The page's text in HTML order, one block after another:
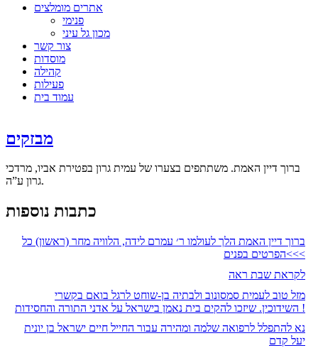
אתרים מומלצים
פנימי
מכון גל עיני
צור קשר
מוסדות
קהילה
פעילות
עמוד בית
מבזקים
ברוך דיין האמת. משתתפים בצערו של עמית גרון בפטירת אביו, מרדכי
גרון ע”ה.
כתבות נוספות
ברוך דיין האמת הלך לעולמו ר׳ עמרם לידה, הלוויה מחר (ראשון) כל
הפרטים בפנים<<<
לקראת שבת ראה
מזל טוב לעמית סמסונוב ולבתיה בן-שוחט לרגל בואם בקשרי
השידוכין. שיזכו להקים בית נאמן בישראל על אדני התורה והחסידות !
נא להתפלל לרפואה שלמה ומהירה עבור החייל חיים ישראל בן יונית
יעל קדם